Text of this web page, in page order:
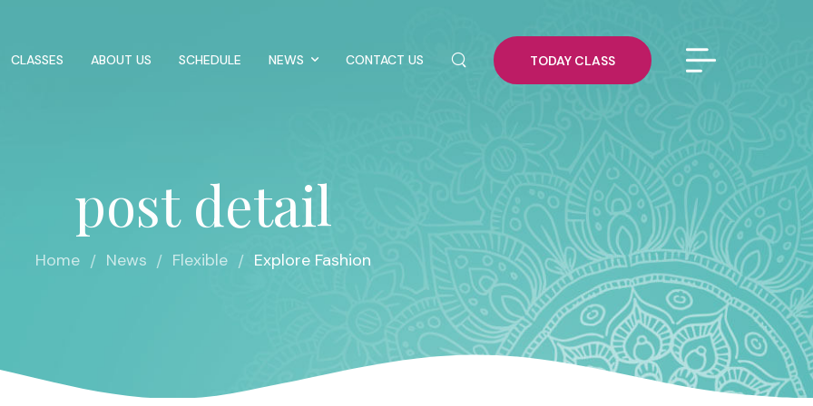
CLASSES ABOUT US SCHEDULE NEWS CONTACT US TODAY CLASS
post detail
Home / News / Flexible / Explore Fashion